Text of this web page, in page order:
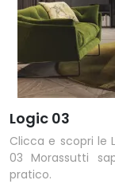
Logic 03
Clicca e scopri le
03 Morassutti
pratico.